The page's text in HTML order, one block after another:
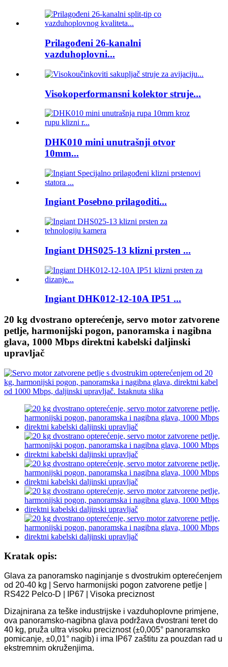
Prilagođeni 26-kanalni
vazduhoplovni...
Visokoperformansni kolektor struje...
DHK010 mini unutrašnji otvor
10mm...
Ingiant Posebno prilagoditi...
Ingiant DHS025-13 klizni prsten ...
Ingiant DHK012-12-10A IP51 ...
20 kg dvostrano opterećenje, servo motor zatvorene
petlje, harmonijski pogon, panoramska i nagibna
glava, 1000 Mbps direktni kabelski daljinski
upravljač
Kratak opis:
Glava za panoramsko naginjanje s dvostrukim opterećenjem
od 20-40 kg | Servo harmonijski pogon zatvorene petlje |
RS422 Pelco-D | IP67 | Visoka preciznost
Dizajnirana za teške industrijske i vazduhoplovne primjene,
ova panoramsko-nagibna glava podržava dvostrani teret do
40 kg, pruža ultra visoku preciznost (±0,005° panoramsko
pomicanje, ±0,01° nagib) i ima IP67 zaštitu za pouzdan rad u
ekstremnim okruženjima.